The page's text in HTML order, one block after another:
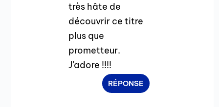
très hâte de
découvrir ce titre
plus que
prometteur.
J’adore !!!!
RÉPONSE